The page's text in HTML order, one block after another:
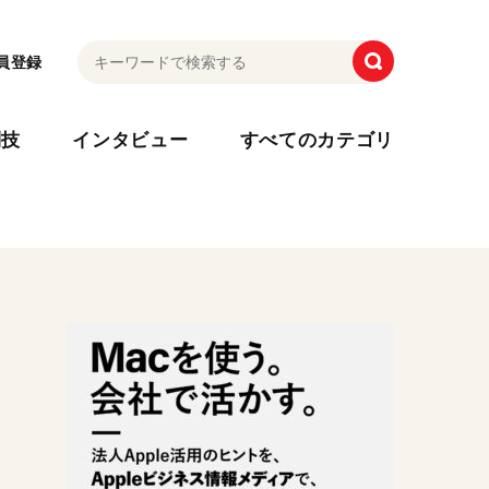
登録
インタビュー すべてのカテゴリ